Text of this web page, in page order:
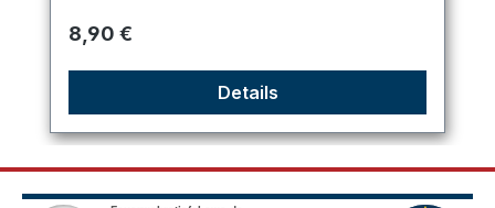
Regulärer Preis:
8,90 €
Details